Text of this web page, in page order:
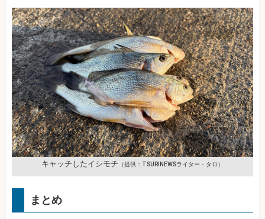
キャッチしたイシモチ （提供：TSURINEWSライター・タロ）
まとめ